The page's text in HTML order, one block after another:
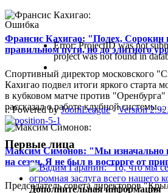
Франсис Кахигао: "Полех, Сорокин
правильном пути, но до элитного
Спортивный директор московского
Кахигао подвел итоги яркого старта
в кубковом матче против
рассказал о работе клубной системы...
Максим Симонов: "Мы изначально
на сезон. Я не был в восторге от
Председатель совета директоров
Ошибка
Error: ProjectID was not
project was not found in
:: Powered byJoomLeague-Version
Первые лица
Дополнительная информация